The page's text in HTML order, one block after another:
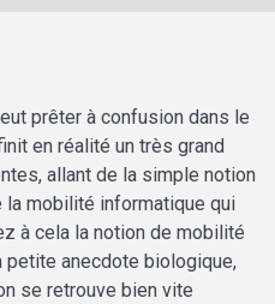
prêter à confusion dans le
en réalité un très grand
allant de la simple notion
la mobilité informatique qui
à cela la notion de mobilité
petite anecdote biologique,
se retrouve bien vite